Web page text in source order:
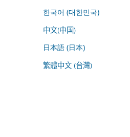
한국어 (대한민국)
中文(中国)
日本語 (日本)
繁體中文 (台灣)